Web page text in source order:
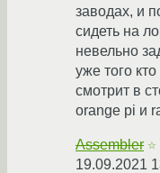
заводах, и
сидеть на
невельно
уже того
смотрит в
orange pi и
Assembler ☆
19.09.2021